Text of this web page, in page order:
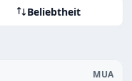
Beliebtheit
MUA